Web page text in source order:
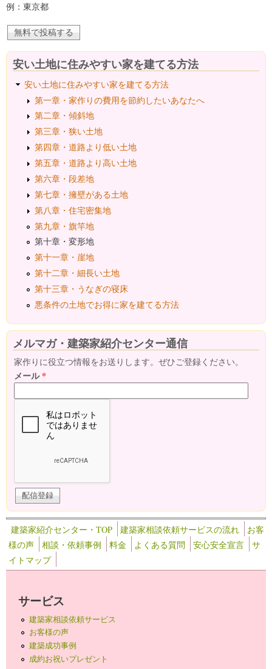
例：東京都
安い土地に住みやすい家を建てる方法
安い土地に住みやすい家を建てる方法
第一章・家作りの費用を節約したいあなたへ
第二章・傾斜地
第三章・狭い土地
第四章・道路より低い土地
第五章・道路より高い土地
第六章・段差地
第七章・擁壁がある土地
第八章・住宅密集地
第九章・旗竿地
第十章・変形地
第十一章・崖地
第十二章・細長い土地
第十三章・うなぎの寝床
悪条件の土地でお得に家を建てる方法
メルマガ・建築家紹介センター通信
家作りに役立つ情報をお送りします。ぜひご登録ください。
メール*
建築家紹介センター・TOP 建築家相談依頼サービスの流れ
お客
様の声
相談・依頼事例 料金 よくある質問 安心安全宣言
サ
イトマップ
サービス
建築家相談依頼サービス
お客様の声
建築成功事例
成約お祝いプレゼント